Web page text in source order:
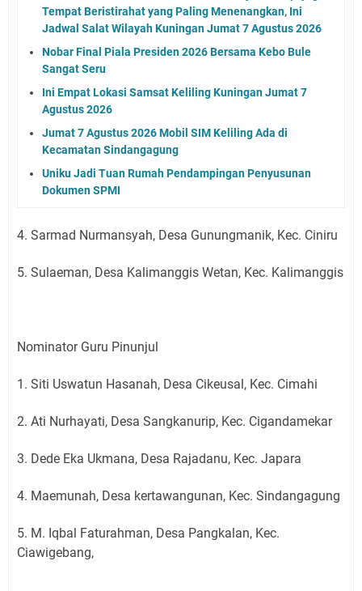
Tempat Beristirahat yang Paling Menenangkan, Ini
Jadwal Salat Wilayah Kuningan Jumat 7 Agustus 2026
Nobar Final Piala Presiden 2026 Bersama Kebo Bule
Sangat Seru
Ini Empat Lokasi Samsat Keliling Kuningan Jumat 7
Agustus 2026
Jumat 7 Agustus 2026 Mobil SIM Keliling Ada di
Kecamatan Sindangagung
Uniku Jadi Tuan Rumah Pendampingan Penyusunan
Dokumen SPMI
4. Sarmad Nurmansyah, Desa Gunungmanik, Kec. Ciniru
5. Sulaeman, Desa Kalimanggis Wetan, Kec. Kalimanggis
Nominator Guru Pinunjul
1. Siti Uswatun Hasanah, Desa Cikeusal, Kec. Cimahi
2. Ati Nurhayati, Desa Sangkanurip, Kec. Cigandamekar
3. Dede Eka Ukmana, Desa Rajadanu, Kec. Japara
4. Maemunah, Desa kertawangunan, Kec. Sindangagung
5. M. Iqbal Faturahman, Desa Pangkalan, Kec.
Ciawigebang,